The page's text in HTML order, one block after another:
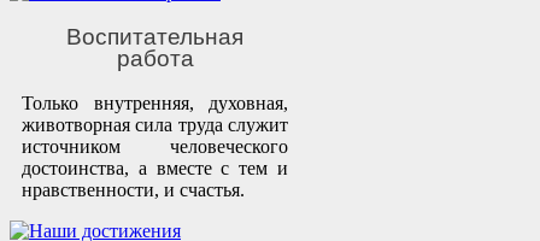
Воспитательная
работа
Только внутренняя, духовная,
животворная сила труда служит
источником человеческого
достоинства, а вместе с тем и
нравственности, и счастья.